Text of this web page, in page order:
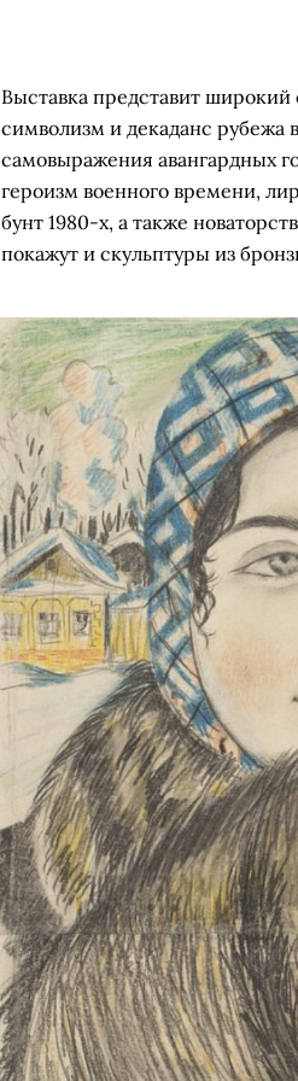
Выставка представит широкий
символизм и декаданс рубежа
самовыражения авангардных
героизм военного времени,
бунт 1980-х, а также
покажут и скульптуры из